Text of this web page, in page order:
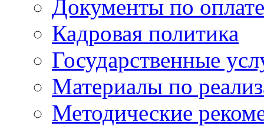
Документы по
Кадровая политика
Государственные
Материалы по
Методические